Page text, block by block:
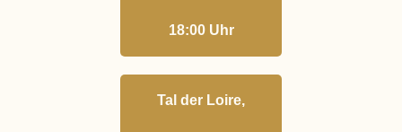
18:00 Uhr
Tal der Loire,